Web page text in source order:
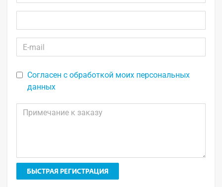
Согласен с обработкой моих персональных
данных
БЫСТРАЯ РЕГИСТРАЦИЯ